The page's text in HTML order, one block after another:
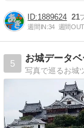
1889624 21
週間IN:34 週間
5
お城データベ